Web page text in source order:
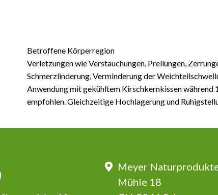
Betroffene Körperregion
Verletzungen wie Verstauchungen, Prellungen,
Schmerzlinderung, Verminderung der
Anwendung mit gekühltem Kirschkernkissen
empfohlen. Gleichzeitige Hochlagerung und
Meyer
Mühle 18